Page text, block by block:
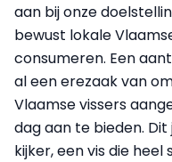
aan bij onze
bewust lokale
consumeren. Een
al een erezaak van
Vlaamse vissers
dag aan te bieden.
kijker, een vis die